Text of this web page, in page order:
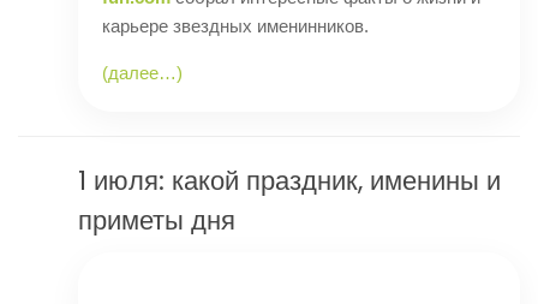
карьере звездных именинников.
(далее…)
1 июля: какой праздник, именины и
приметы дня